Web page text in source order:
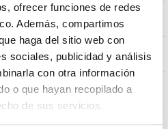
ofrecer funciones de redes
Además, compartimos
haga del sitio web con
sociales, publicidad y análisis
con otra información
o que hayan recopilado a
de sus servicios.
0,251m2
9Kg
776x332x105mm